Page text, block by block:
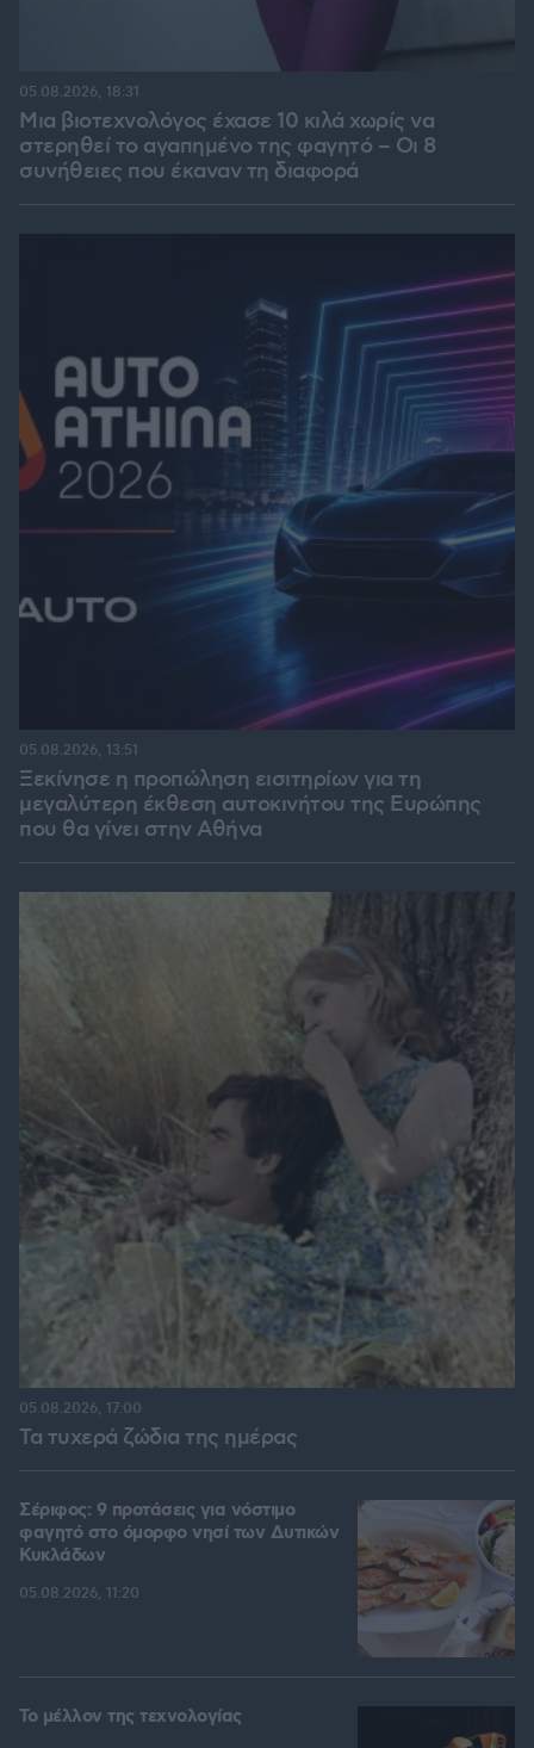
Μια βιοτεχνολόγος έχασε 10 κιλά χωρίς να
στερηθεί το αγαπημένο της φαγητό – Οι 8
συνήθειες που έκαναν τη διαφορά
05.08.2026, 18:31
Ξεκίνησε η προπώληση εισιτηρίων για τη
μεγαλύτερη έκθεση αυτοκινήτου της Ευρώπης
που θα γίνει στην Αθήνα
05.08.2026, 13:51
Τα τυχερά ζώδια της ημέρας
05.08.2026, 17:00
Σέριφος: 9 προτάσεις για νόστιμο
φαγητό στο όμορφο νησί των Δυτικών
Κυκλάδων
05.08.2026, 11:20
Το μέλλον της τεχνολογίας